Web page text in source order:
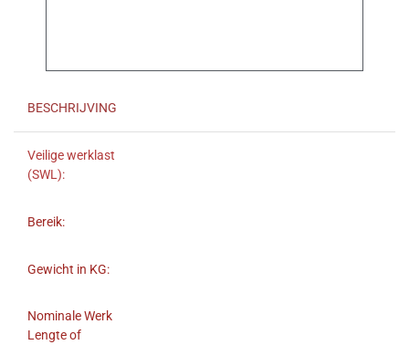
BESCHRIJVING
Veilige werklast
(SWL):
Bereik:
Gewicht in KG:
Nominale Werk
Lengte of